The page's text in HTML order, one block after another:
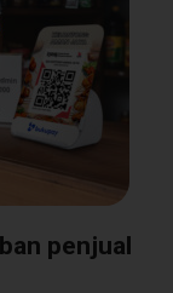
penjual